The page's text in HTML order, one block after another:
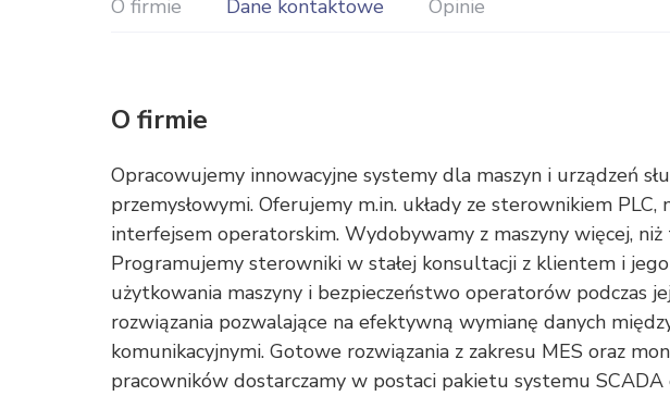
O firmie Dane kontaktowe Opinie
O firmie
Opracowujemy innowacyjne systemy dla maszyn i urządzeń
przemysłowymi. Oferujemy m.in. układy ze sterownikiem PLC,
interfejsem operatorskim. Wydobywamy z maszyny więcej, niż
Programujemy sterowniki w stałej konsultacji z klientem i
użytkowania maszyny i bezpieczeństwo operatorów podczas
rozwiązania pozwalające na efektywną wymianę danych
komunikacyjnymi. Gotowe rozwiązania z zakresu MES oraz
pracowników dostarczamy w postaci pakietu systemu